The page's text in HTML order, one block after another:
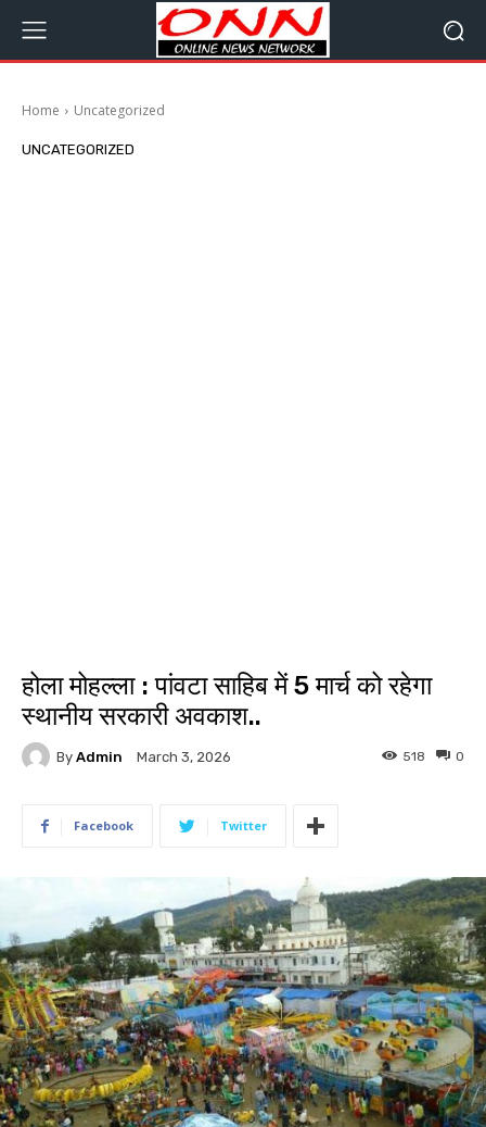
Home Uncategorized
UNCATEGORIZED
होला मोहल्ला : पांवटा साहिब में 5 मार्च को रहेगा
स्थानीय सरकारी अवकाश..
By Admin March 3, 2026 0
518
Facebook Twitter